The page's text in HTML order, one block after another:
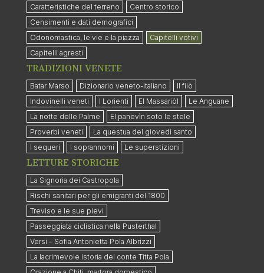
Caratteristiche del terreno
Centro storico
Censimenti e dati demografici
Odonomastica, le vie e la piazza
Capitelli votivi
Capitelli agresti
TRADIZIONI VENETE
Batar Marso Dizionario veneto-italiano
Il filò
Indovinelli veneti
I Lorienti El Massariòl
Le Anguane
La notte delle Palme
El panevìn soto le stele
Proverbi veneti
La questua del giovedì santo
I sequeri
I soprannomi Le superstizioni
LETTURE STORICHE
La Signoria dei Castropola
Rischi sanitari per gli emigranti del 1800
Treviso e le sue pievi
Passeggiata ciclistica nella Pusterthal
Versi – Sofia Antonietta Pola Albrizzi
La lacrimevole istoria del conte Titta Pola